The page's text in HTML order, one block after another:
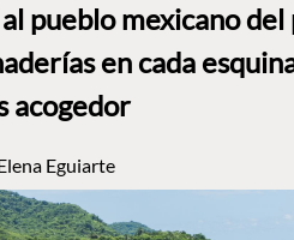
pueblo mexicano del
en cada
acogedor
Eguiarte